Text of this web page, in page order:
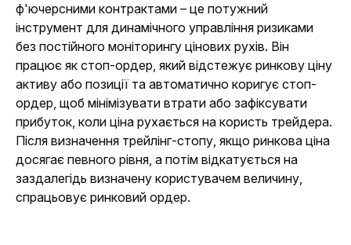
ф'ючерсними контрактами – це потужний
інструмент для динамічного управління ризиками
без постійного моніторингу цінових рухів. Він
працює як стоп-ордер, який відстежує ринкову ціну
активу або позиції та автоматично коригує стоп-
ордер, щоб мінімізувати втрати або зафіксувати
прибуток, коли ціна рухається на користь трейдера.
Після визначення трейлінг-стопу, якщо ринкова ціна
досягає певного рівня, а потім відкатується на
заздалегідь визначену користувачем величину,
спрацьовує ринковий ордер.